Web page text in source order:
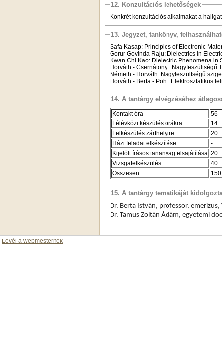
12. Konzultációs lehetőségek
Konkrét konzultációs alkalmakat a
13. Jegyzet, tankönyv,
Safa Kasap: Principles of Electronic
Gorur Govinda Raju: Dielectrics in
Kwan Chi Kao: Dielectric Phenomena in
Horváth - Csernátony : Nagyfeszültségű
Németh - Horváth: Nagyfeszültségű
Horváth - Berta - Pohl: Elektrosztatikus
14. A tantárgy elvégzéséhez
Kontakt óra
56
Félévközi készülés órákra
14
Felkészülés zárthelyire
20
Házi feladat elkészítése
-
Kijelölt írásos tananyag elsajátítása 20
Vizsgafelkészülés
40
Összesen
150
15. A tantárgy tematikáját kidolgozta
Dr. Berta István, professor, emerizus,
Dr. Tamus Zoltán Ádám, egyetemi
Levél a webmesternek